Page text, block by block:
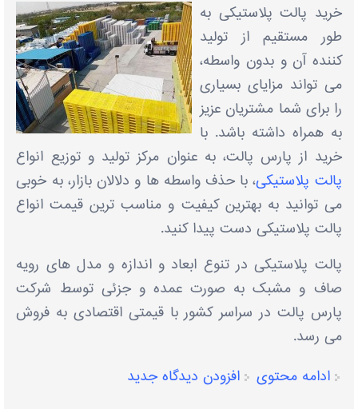
خرید پالت پلاستیکی به
طور مستقیم از تولید
کننده آن و بدون واسطه،
می تواند مزایای بسیاری
را برای شما مشتریان عزیز
به همراه داشته باشد. با
خرید از پارس پالت، به عنوان مرکز تولید و توزیع انواع
پالت پلاستیکی، با حذف واسطه ها و دلالان بازار، به خوبی
می توانید به بهترین کیفیت و مناسب ترین قیمت انواع
پالت پلاستیکی دست پیدا کنید.
پالت پلاستیکی در تنوع ابعاد و اندازه و مدل های رویه
صاف و مشبک به صورت عمده و جزئی توسط شرکت
پارس پالت در سراسر کشور با قیمتی اقتصادی به فروش
می رسد.
ادامه محتوی
افزودن دیدگاه جدید